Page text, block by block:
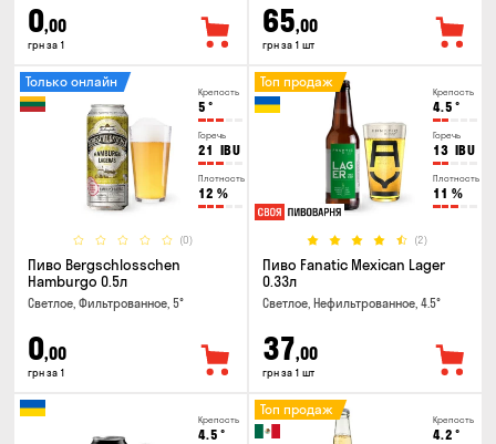
0,00
грн за 1
65,00
грн за 1 шт
Крепость
5 °
Горечь
21 IBU
Плотность
12 %
(0)
Только онлайн
Пиво Bergschlosschen
Hamburgo 0.5л
Светлое, Фильтрованное, 5°
0,00
грн за 1
Крепость
4.5 °
Горечь
13 IBU
Плотность
11 %
(2)
Топ продаж
Пиво Fanatic Mexican Lager
0.33л
Светлое, Нефильтрованное, 4.5°
37,00
грн за 1 шт
Крепость
4.5 °
Крепость
4.2 °
Топ продаж